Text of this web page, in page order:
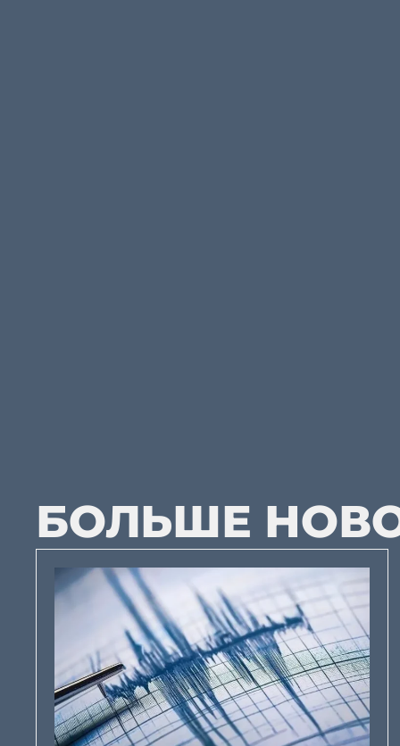
БОЛЬШЕ